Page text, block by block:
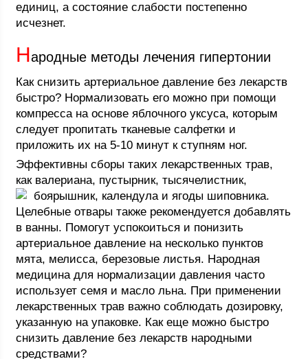
единиц, а состояние слабости постепенно
исчезнет.
Народные методы лечения гипертонии
Как снизить артериальное давление без лекарств
быстро? Нормализовать его можно при помощи
компресса на основе яблочного уксуса, которым
следует пропитать тканевые салфетки и
приложить их на 5-10 минут к ступням ног.
Эффективны сборы таких лекарственных трав,
как валериана, пустырник, тысячелистник,
боярышник, календула и ягоды шиповника.
Целебные отвары также рекомендуется добавлять
в ванны. Помогут успокоиться и понизить
артериальное давление на несколько пунктов
мята, мелисса, березовые листья. Народная
медицина для нормализации давления часто
использует семя и масло льна. При применении
лекарственных трав важно соблюдать дозировку,
указанную на упаковке. Как еще можно быстро
снизить давление без лекарств народными
средствами?